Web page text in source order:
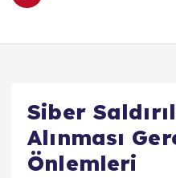
a
OEM Tekno
Siber
Alınması
Önlemleri